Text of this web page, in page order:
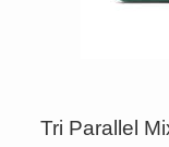
Tri Parallel